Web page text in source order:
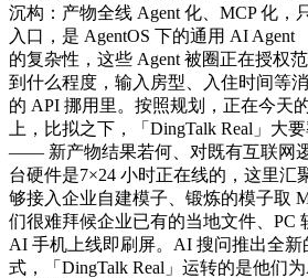
沉构：产物全线 Agent 化、MCP 化，
入口，是 AgentOS 下的通用 AI Agent
的复杂性，这些 Agent 被圈正在授权
到什么程度，输入房型、入住时间等
的 API 挪用里。按照规划，正在今天
上，比拟之下，「DingTalk Real」大
—— 新产物结果若何、对既有互联网
台硬件是7×24 小时正在线的，这里汇
够接入企业自建模子、锻炼的模子取
们很难拜候企业已有的当地文件、PC
AI 手机上线即刷屏。AI 搜问推出全新
式，「DingTalk Real」运转的是他们